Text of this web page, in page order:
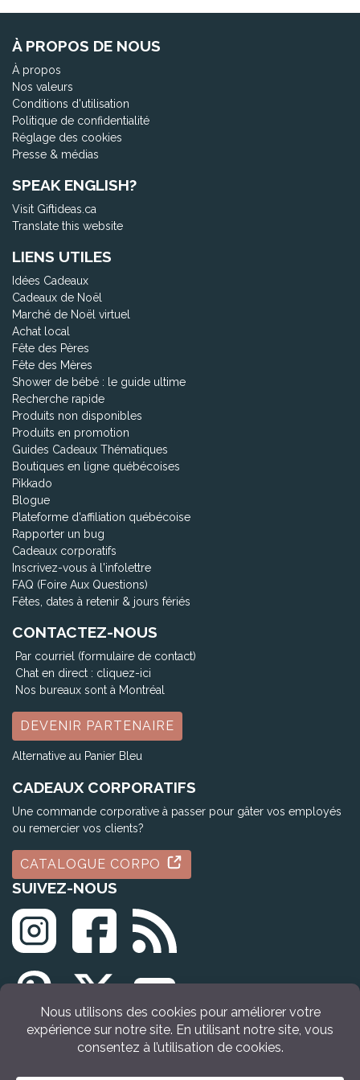
À PROPOS DE NOUS
À propos
Nos valeurs
Conditions d'utilisation
Politique de confidentialité
Réglage des cookies
Presse & médias
SPEAK ENGLISH?
Visit Giftideas.ca
Translate this website
LIENS UTILES
Idées Cadeaux
Cadeaux de Noël
Marché de Noël virtuel
Achat local
Fête des Pères
Fête des Mères
Shower de bébé : le guide ultime
Recherche rapide
Produits non disponibles
Produits en promotion
Guides Cadeaux Thématiques
Boutiques en ligne québécoises
Pikkado
Blogue
Plateforme d'affiliation québécoise
Rapporter un bug
Cadeaux corporatifs
Inscrivez-vous à l'infolettre
FAQ (Foire Aux Questions)
Fêtes, dates à retenir & jours fériés
CONTACTEZ-NOUS
Par courriel (formulaire de contact)
Chat en direct : cliquez-ici
Nos bureaux sont à Montréal
DEVENIR PARTENAIRE
Alternative au Panier Bleu
CADEAUX CORPORATIFS
Une commande corporative à passer pour gâter vos employés
ou remercier vos clients?
CATALOGUE CORPO
SUIVEZ-NOUS
© Tous droits réservés Idée Cadeau Québec (2009 - 2026)